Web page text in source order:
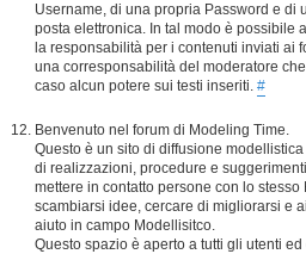
Username, di una propria Password e di
posta elettronica. In tal modo è possibile
la responsabilità per i contenuti inviati ai
una corresponsabilità del moderatore
caso alcun potere sui testi inseriti. #
Benvenuto nel forum di Modeling Time.
Questo è un sito di diffusione
di realizzazioni, procedure e
mettere in contatto persone con lo stesso
scambiarsi idee, cercare di migliorarsi e
aiuto in campo Modellisitco.
Questo spazio è aperto a tutti gli utenti